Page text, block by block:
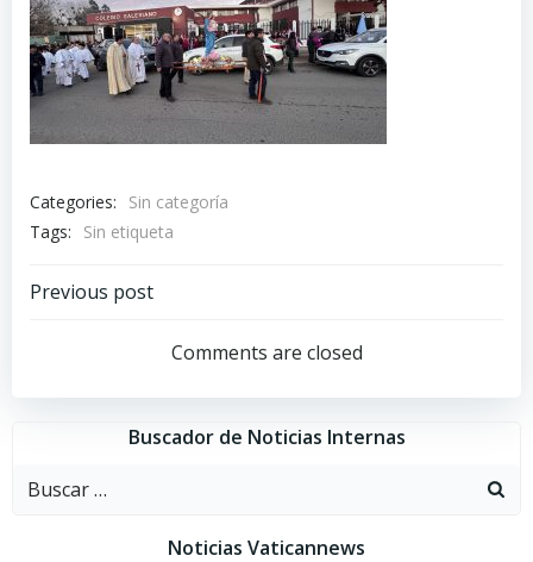
Categories:
Sin categoría
Tags:
Sin etiqueta
Navegación
las
entradas
Previous post
Comments are closed
Buscador de Noticias Internas
Buscar:
Noticias Vaticannews